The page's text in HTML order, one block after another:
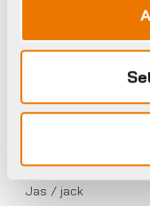
Jas / jack